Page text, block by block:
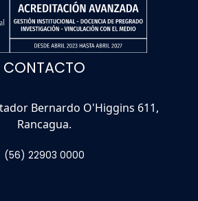
CONTACTO
Bernardo O'Higgins 611,
Rancagua.
(56) 22903 0000